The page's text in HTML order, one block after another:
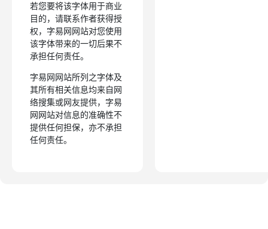
若您要将该字体用于商业
目的，请联系作者获得授
权，字易网网站对您使用
该字体带来的一切后果不
承担任何责任。
字易网网站所列之字体及
其所有相关信息均来自网
络搜集或网友提供，字易
网网站对信息的准确性不
提供任何担保，亦不承担
任何责任。